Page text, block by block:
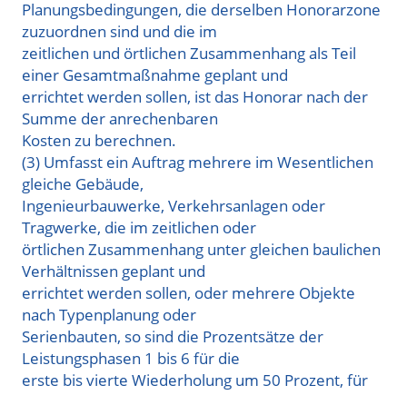
Planungsbedingungen, die derselben Honorarzone
zuzuordnen sind und die im
zeitlichen und örtlichen Zusammenhang als Teil
einer Gesamtmaßnahme geplant und
errichtet werden sollen, ist das Honorar nach der
Summe der anrechenbaren
Kosten zu berechnen.
(3) Umfasst ein Auftrag mehrere im Wesentlichen
gleiche Gebäude,
Ingenieurbauwerke, Verkehrsanlagen oder
Tragwerke, die im zeitlichen oder
örtlichen Zusammenhang unter gleichen baulichen
Verhältnissen geplant und
errichtet werden sollen, oder mehrere Objekte
nach Typenplanung oder
Serienbauten, so sind die Prozentsätze der
Leistungsphasen 1 bis 6 für die
erste bis vierte Wiederholung um 50 Prozent, für